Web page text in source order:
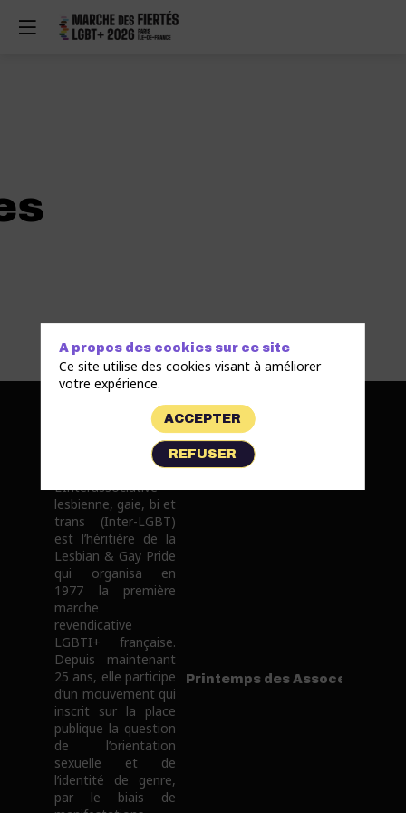
L’Interassociative
lesbienne, gaie, bi et
trans (Inter-LGBT)
est l’héritière de la
Lesbian & Gay Pride
qui organisa en
1977 la première
marche
revendicative
LGBTI+ française.
Depuis maintenant
25 ans, elle participe
d’un mouvement qui
inscrit sur la place
publique la question
de l’orientation
sexuelle et de
l’identité de genre,
par le biais de
Inter-LGBT
Printemps des Assoces
A propos des cookies sur ce site
Ce site utilise des cookies visant à améliorer
votre expérience.
ACCEPTER
REFUSER